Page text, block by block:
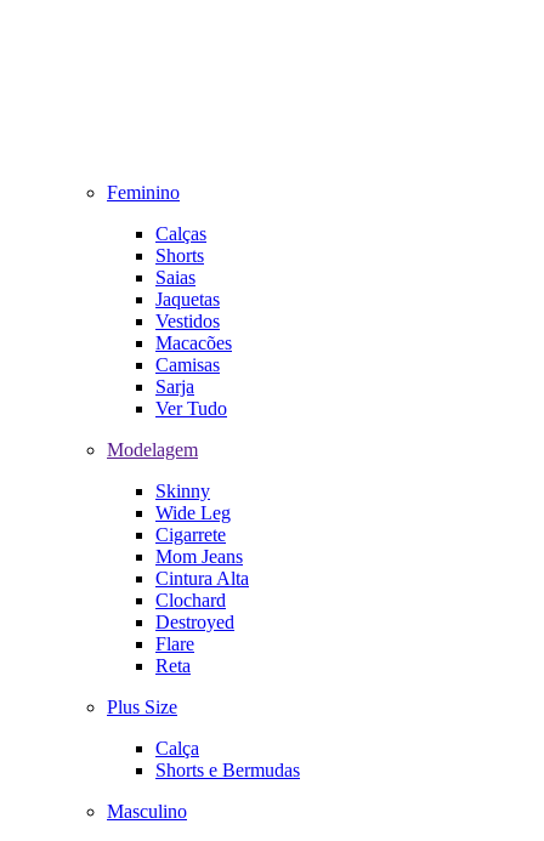
Feminino
Calças
Shorts
Saias
Jaquetas
Vestidos
Macacões
Camisas
Sarja
Ver Tudo
Modelagem
Skinny
Wide Leg
Cigarrete
Mom Jeans
Cintura Alta
Clochard
Destroyed
Flare
Reta
Plus Size
Calça
Shorts e Bermudas
Masculino